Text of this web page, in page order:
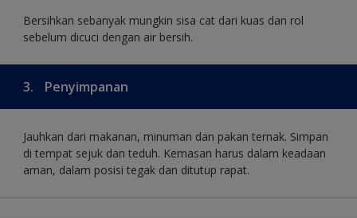
Bersihkan sebanyak mungkin sisa cat dari kuas dan rol
sebelum dicuci dengan air bersih.
3. Penyimpanan
Jauhkan dari makanan, minuman dan pakan ternak. Simpan
di tempat sejuk dan teduh. Kemasan harus dalam keadaan
aman, dalam posisi tegak dan ditutup rapat.